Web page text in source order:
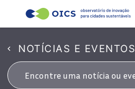
NOTÍCIAS E EVENTOS